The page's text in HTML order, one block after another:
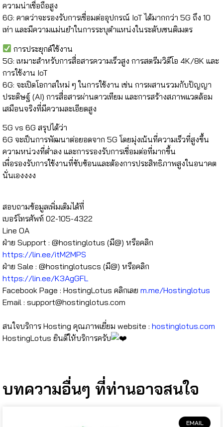
ความน่าเชื่อถือสูง​
6G: คาดว่าจะรองรับการเชื่อมต่ออุปกรณ์ IoT ได้มากกว่า 5G ถึง 10
เท่า และมีความแม่นยำในการระบุตำแหน่งในระดับเซนติเมตร
การประยุกต์ใช้งาน
5G: เหมาะสำหรับการสื่อสารความเร็วสูง การสตรีมวิดีโอ 4K/8K และ
การใช้งาน IoT​
6G: จะเปิดโอกาสใหม่ ๆ ในการใช้งาน เช่น การผสานรวมกับปัญญา
ประดิษฐ์ (AI) การสื่อสารผ่านดาวเทียม และการสร้างสภาพแวดล้อม
เสมือนจริงที่มีความละเอียดสูง
5G vs 6G สรุปได้ว่า
6G จะเป็นการพัฒนาต่อยอดจาก 5G โดยมุ่งเน้นที่ความเร็วที่สูงขึ้น
ความหน่วงที่ต่ำลง และการรองรับการเชื่อมต่อที่มากขึ้น
เพื่อรองรับการใช้งานที่ซับซ้อนและต้องการประสิทธิภาพสูงในอนาคต
นั่นเองงงง
สอบถามข้อมูลเพิ่มเติมได้ที่
เบอร์โทรศัพท์ 02-105-4322
Line OA
ฝ่าย Support : @hostinglotus (มี@) หรือคลิก
https://lin.ee/itM2MPS
ฝ่าย Sale : @hostinglotuscs (มี@) หรือคลิก
https://lin.ee/K3AgGFL
Facebook Page : HostingLotus คลิกเลย m.me/Hostinglotus
Email : support@hostinglotus.com
สนใจบริการ Hosting คุณภาพเยี่ยม website : hostinglotus.com
HostingLotus ยินดีให้บริการครับ
บทความอื่นๆ ที่ท่านอาจสนใจ
EMAIL